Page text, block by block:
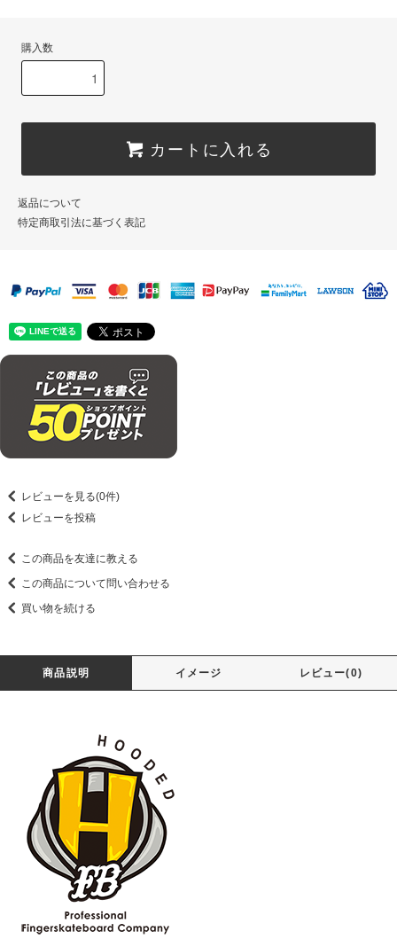
購入数
カートに入れる
返品について
特定商取引法に基づく表記
レビューを見る(0件)
レビューを投稿
この商品を友達に教える
この商品について問い合わせる
買い物を続ける
商品説明 イメージ レビュー(0)